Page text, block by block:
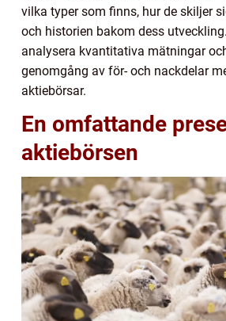
vilka typer som finns, hur de skiljer
och historien bakom dess
analysera kvantitativa mätningar
genomgång av för- och nackdelar
aktiebörsar.
En omfattande
aktiebörsen